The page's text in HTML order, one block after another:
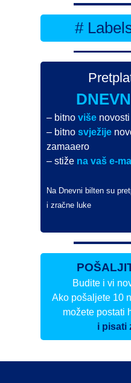
#
– bitnoviše
– bitnosvježije
zamaaero
– stiže na vaš e-
Na Dnevni bilten su
i zračne luke
Budite i vi
Ako pošaljete 10
možete postati
i pisati